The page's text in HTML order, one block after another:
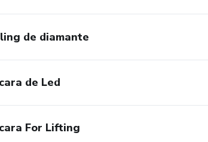
de diamante
de Led
For Lifting